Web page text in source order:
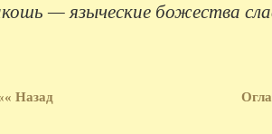
— языческие божества
Назад